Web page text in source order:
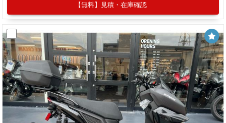
【無料】見積・在庫確認